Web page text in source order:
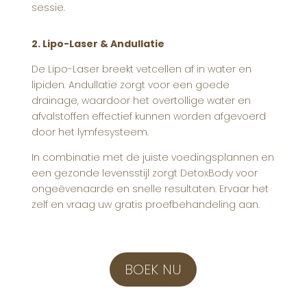
sessie.
2. Lipo-Laser & Andullatie
De Lipo-Laser breekt vetcellen af in water en
lipiden. Andullatie zorgt voor een goede
drainage, waardoor het overtollige water en
afvalstoffen effectief kunnen worden afgevoerd
door het lymfesysteem.
In combinatie met de juiste voedingsplannen en
een gezonde levensstijl zorgt DetoxBody voor
ongeëvenaarde en snelle resultaten. Ervaar het
zelf en vraag uw gratis proefbehandeling aan.
BOEK NU